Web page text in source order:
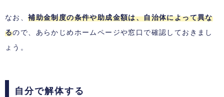
なお、補助金制度の条件や助成金額は、自治体によって異な
るので、あらかじめホームページや窓口で確認しておきまし
ょう。
自分で解体する